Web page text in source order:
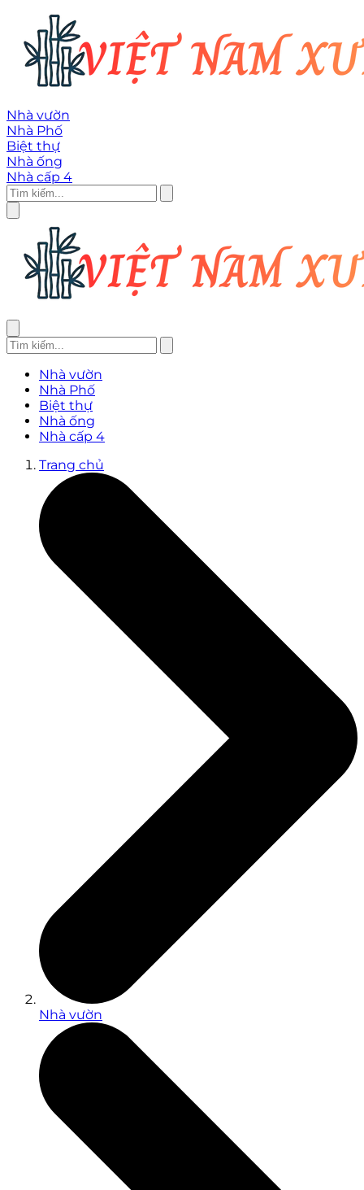
Nhà vườn
Nhà Phố
Biệt thự
Nhà ống
Nhà cấp 4
Nhà vườn
Nhà Phố
Biệt thự
Nhà ống
Nhà cấp 4
Trang chủ
Nhà vườn